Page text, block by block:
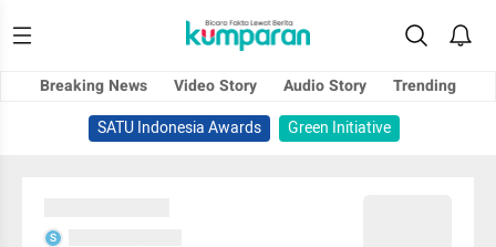
Breaking News Video Story Audio Story
Trending
SATU Indonesia Awards
Green Initiative
S